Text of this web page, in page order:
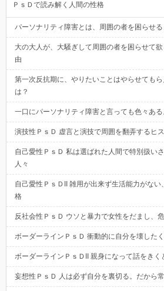
ＰｓＤで読み解く人間の性格
パーソナリティ障害とは、周囲の者を困らせ
大の大人が、大騒ぎして周囲の者を困らせて
由
第一次反抗期に、やりたいことはやらせても
は？
一口にパーソナリティ障害と言っても色々あ
演技性ＰｓＤ 虚言と演技で周囲を翻弄するヒ
自己愛性ＰｓＤ 私は選ばれた人間で特別扱い
人々
自己愛性ＰｓＤII 雑用が出来ず生活能力がな
格
反社会性ＰｓＤ ウソと暴力で女性をだまし、
ボーダーラインＰｓＤ 衝動的に自分を壊した
ボーダーラインＰｓＤII 親身になって話をきく
妄想性ＰｓＤ 人は必ず自分を裏切る。だから